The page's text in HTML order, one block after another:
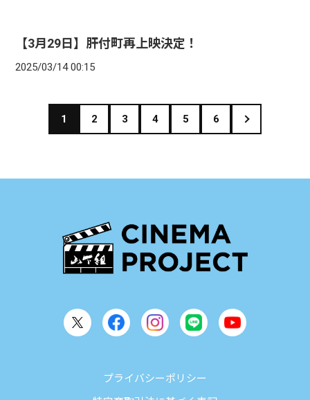
【3月29日】肝付町再上映決定！
2025/03/14 00:15
1 2 3 4 5 6
プライバシーポリシー